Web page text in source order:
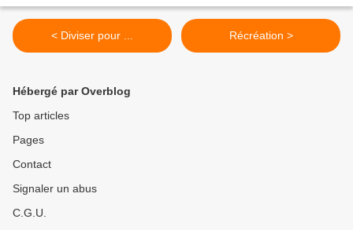
< Diviser pour ... Récréation >
Hébergé par Overblog
Top articles
Pages
Contact
Signaler un abus
C.G.U.